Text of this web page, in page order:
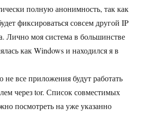
полную анонимность, так как
фиксироваться совсем другой IP
Лично моя система в большинстве
как Windows и находился я в
все приложения будут работать
через tor. Список совместимых
посмотреть на уже указанно